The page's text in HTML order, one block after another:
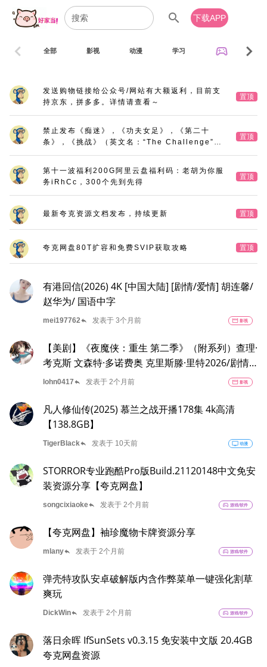
search 下载APP
全部 影视 动漫 学习 sports_esports
chevron_left chevron_right
发送购物链接给公众号/网站有大额返利，目前支
持京东，拼多多。详情请查看～
置顶
禁止发布《痴迷》，《功夫女足》，《第二十
条》，《挑战》（英文名：“The Challenge”，
又名：《深空拯救者》），《三大队》电影版
置顶
第十一波福利200G阿里云盘福利码：老胡为你服
务iRhCc，300个先到先得
置顶
最新夸克资源文档发布，持续更新 置顶
夸克网盘80T扩容和免费SVIP获取攻略 置顶
有港回信(2026) 4K [中国大陆] [剧情/爱情] 胡连馨/
赵华为/ 国语中字
mei197762reply 发表于 3个月前 movie 影视
【美剧】《夜魔侠：重生 第二季》（附系列）查理·
考克斯 文森特·多诺费奥 克里斯滕·里特2026/剧情/
动作/科幻/惊悚/犯罪/奇幻/冒险/4K完结 夸克
lohn0417reply 发表于 2个月前 movie 影视
凡人修仙传(2025) 慕兰之战开播178集 4k高清
【138.8GB】
TigerBlackreply 发表于 10天前 tv 动漫
STORROR专业跑酷Pro版Build.21120148中文免安
装资源分享【夸克网盘】
songcixiaokereply 发表于 2个月前 sports_esports 游戏/软件
【夸克网盘】袖珍魔物卡牌资源分享
mlanyreply 发表于 2个月前 sports_esports 游戏/软件
弹壳特攻队安卓破解版内含作弊菜单一键强化割草
爽玩
DickWinreply 发表于 2个月前 sports_esports 游戏/软件
落日余晖 IfSunSets v0.3.15 免安装中文版 20.4GB
夸克网盘资源